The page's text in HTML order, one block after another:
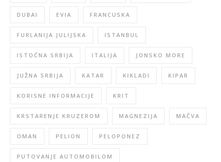
DUBAI EVIA FRANCUSKA
FURLANIJA JULIJSKA ISTANBUL
ISTOČNA SRBIJA ITALIJA JONSKO MORE
JUŽNA SRBIJA KATAR KIKLADI KIPAR
KORISNE INFORMACIJE KRIT
KRSTARENJE KRUZEROM MAGNEZIJA MAČVA
OMAN PELION PELOPONEZ
PUTOVANJE AUTOMOBILOM